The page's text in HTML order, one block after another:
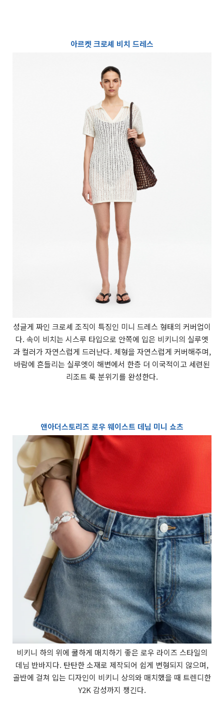
아르켓 크로셰 비치 드레스
성글게 짜인 크로셰 조직이 특징인 미니 드레스 형태의 커버업이
다. 속이 비치는 시스루 타입으로 안쪽에 입은 비키니의 실루엣
과 컬러가 자연스럽게 드러난다. 체형을 자연스럽게 커버해주며,
바람에 흔들리는 실루엣이 해변에서 한층 더 이국적이고 세련된
리조트 룩 분위기를 완성한다.
앤아더스토리즈 로우 웨이스트 데님 미니 쇼츠
비키니 하의 위에 쿨하게 매치하기 좋은 로우 라이즈 스타일의
데님 반바지다. 탄탄한 소재로 제작되어 쉽게 변형되지 않으며,
골반에 걸쳐 입는 디자인이 비키니 상의와 매치했을 때 트렌디한
Y2K 감성까지 챙긴다.